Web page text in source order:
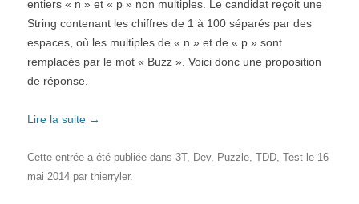
entiers « n » et « p » non multiples. Le candidat reçoit une
String contenant les chiffres de 1 à 100 séparés par des
espaces, où les multiples de « n » et de « p » sont
remplacés par le mot « Buzz ». Voici donc une proposition
de réponse.
Lire la suite →
Cette entrée a été publiée dans 3T, Dev, Puzzle, TDD, Test le 16
mai 2014 par thierryler.